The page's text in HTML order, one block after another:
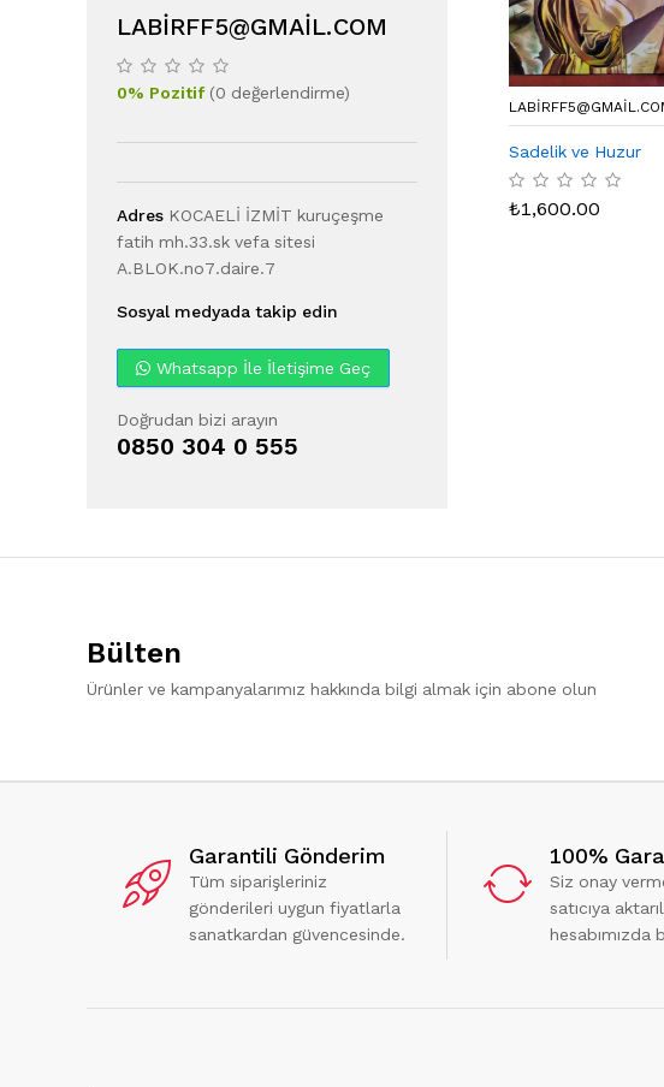
LABIRFF5@GMAIL.COM
0% Pozitif(0 değerlendirme)
Adres KOCAELİ İZMİT kuruçeşme
fatih mh.33.sk vefa sitesi
A.BLOK.no7.daire.7
Sosyal medyada takip edin
Whatsapp İle İletişime Geç
Doğrudan bizi arayın
0850 304 0 555
Sadelik ve Huzur
₺1,600.00
Bülten
Ürünler ve kampanyalarımız hakkında bilgi almak için abone olun
Garantili Gönderim
Tüm siparişleriniz
gönderileri uygun fiyatlarla
sanatkardan güvencesinde.
100%
Siz onay
satıcıya
hesabımızda